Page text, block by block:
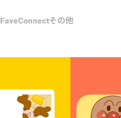
FaveConnectその他